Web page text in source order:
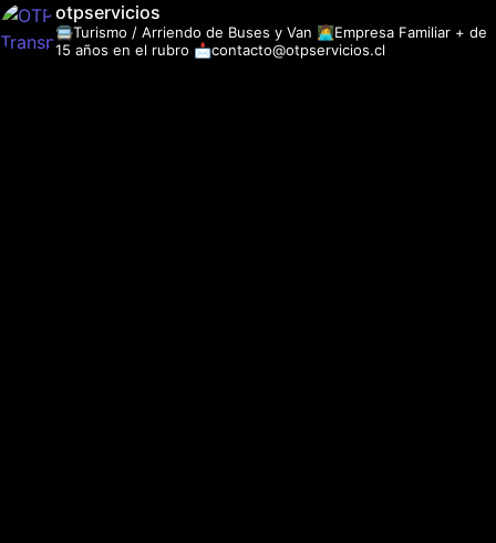
otpservicios
🚍Turismo / Arriendo de Buses y Van 👩‍💻Empresa Familiar + de
15 años en el rubro 📩contacto@otpservicios.cl